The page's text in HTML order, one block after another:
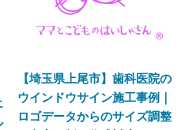
【埼玉県上尾市】歯科医院の
ウインドウサイン施工事例｜
ロゴデータからのサイズ調整